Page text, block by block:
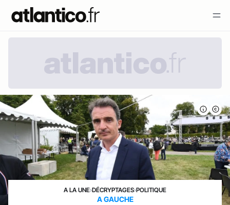
A LA UNE›DÉCRYPTAGES›POLITIQUE
A GAUCHE